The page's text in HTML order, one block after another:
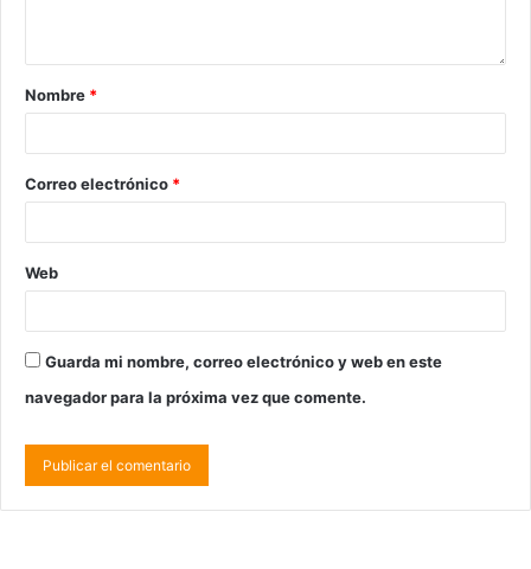
Nombre *
Correo electrónico *
Web
Guarda mi nombre, correo electrónico y web en este
navegador para la próxima vez que comente.